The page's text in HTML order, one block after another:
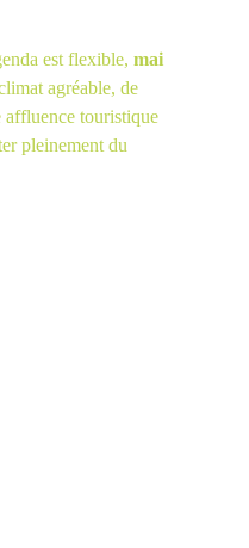
est flexible, mai
agréable, de
affluence touristique
pleinement du